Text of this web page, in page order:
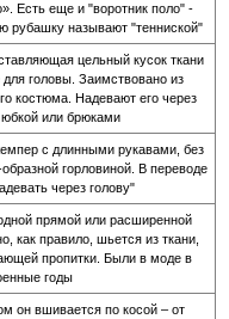
Есть еще и "воротник поло" -
рубашку называют "тенниской"
цельный кусок ткани
головы. Заимствовано из
костюма. Надевают его через
юбкой или брюками
с длинными рукавами, без
горловиной. В переводе
через голову"
прямой или расширенной
правило, шьется из ткани,
пропитки. Были в моде в
годы
он вшивается по косой – от